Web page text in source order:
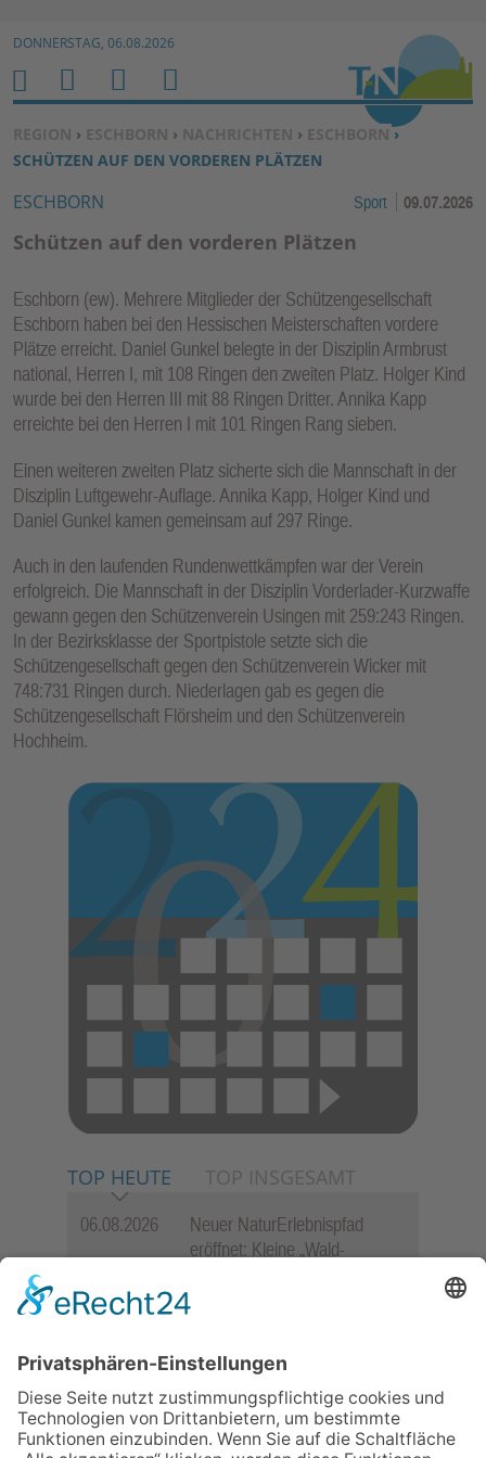
Zum Inhalt springen ↓
DONNERSTAG, 06.08.2026
SIE BEFINDEN SICH HIER:
REGION › ESCHBORN › NACHRICHTEN › ESCHBORN›
SCHÜTZEN AUF DEN VORDEREN PLÄTZEN
ESCHBORN Sport 09.07.2026
Schützen auf den vorderen Plätzen
Eschborn (ew). Mehrere Mitglieder der Schützengesellschaft
Eschborn haben bei den Hessischen Meisterschaften vordere
Plätze erreicht. Daniel Gunkel belegte in der Disziplin Armbrust
national, Herren I, mit 108 Ringen den zweiten Platz. Holger Kind
wurde bei den Herren III mit 88 Ringen Dritter. Annika Kapp
erreichte bei den Herren I mit 101 Ringen Rang sieben.
Einen weiteren zweiten Platz sicherte sich die Mannschaft in der
Disziplin Luftgewehr-Auflage. Annika Kapp, Holger Kind und
Daniel Gunkel kamen gemeinsam auf 297 Ringe.
Auch in den laufenden Rundenwettkämpfen war der Verein
erfolgreich. Die Mannschaft in der Disziplin Vorderlader-Kurzwaffe
gewann gegen den Schützenverein Usingen mit 259:243 Ringen.
In der Bezirksklasse der Sportpistole setzte sich die
Schützengesellschaft gegen den Schützenverein Wicker mit
748:731 Ringen durch. Niederlagen gab es gegen die
Schützengesellschaft Flörsheim und den Schützenverein
Hochheim.
TOP HEUTE TOP INSGESAMT
06.08.2026
Neuer NaturErlebnispfad
eröffnet: Kleine „Wald-
Königstein beben
die Zukunft der Stadt
Königstein
H
O
M
E
M
E
N
U
S
U
C
N
B
E
N
Z
R
F
U
N
K
TI
O
N
E
N